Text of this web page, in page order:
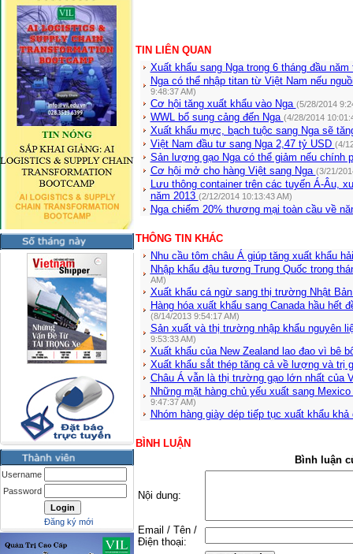
Username
Password
Đăng ký mới
TIN LIÊN QUAN
Xuất khẩu sang Nga trong 6 tháng đầu
Nga có thể nhập titan từ Việt Nam nếu
9:48:37 AM)
Cơ hội tăng xuất khẩu vào Nga (5/28/2014
WWL bổ sung cảng đến Nga (4/28/2014
Xuất khẩu mực, bạch tuộc sang Nga sẽ
Việt Nam đầu tư sang Nga 2,47 tỷ USD (4/
Sản lượng gạo Nga có thể giảm nếu chính
Cơ hội mở cho hàng Việt sang Nga (3/21/
Lưu thông container trên các tuyến Á-Âu,
năm 2013 (2/12/2014 10:13:43 AM)
Nga chiếm 20% thương mại toàn cầu về
THÔNG TIN KHÁC
Nhu cầu tôm châu Á giúp tăng xuất khẩu
Nhập khẩu đậu tương Trung Quốc trong
AM)
Xuất khẩu cá ngừ sang thị trường Nhật
Hàng hóa xuất khẩu sang Canada hầu hết
(8/14/2013 9:54:17 AM)
Sản xuất và thị trường nhập khẩu nguyên
9:53:33 AM)
Xuất khẩu của New Zealand lao đao vì bê
Xuất khẩu sắt thép tăng cả về lượng và trị
Châu Á vẫn là thị trường gạo lớn nhất của
Những mặt hàng chủ yếu xuất sang
9:47:37 AM)
Nhóm hàng giày dép tiếp tục xuất khẩu khả
BÌNH LUẬN
Bình luận
Nội dung:
Email / Tên /
Điện thoại: